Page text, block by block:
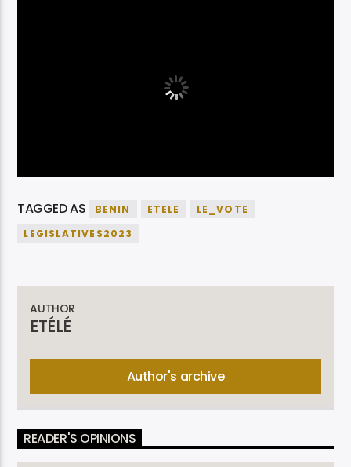
TAGGED AS BENIN ETELE
LE_VOTE
LEGISLATIVES2023
AUTHOR
ETÉLÉ
Author's archive
READER'S OPINIONS